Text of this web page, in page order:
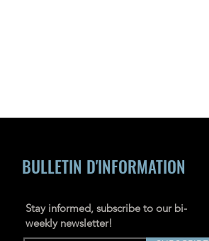
BULLETIN D'INFORMATION
Stay informed, subscribe to our bi-
weekly newsletter!